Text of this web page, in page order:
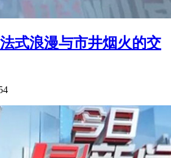
式浪漫与市井烟火的交